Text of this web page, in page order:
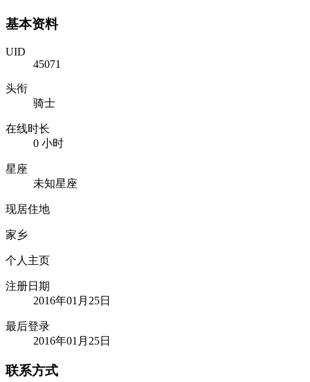
基本资料
UID
45071
头衔
骑士
在线时长
0 小时
星座
未知星座
现居住地
家乡
个人主页
注册日期
2016年01月25日
最后登录
2016年01月25日
联系方式